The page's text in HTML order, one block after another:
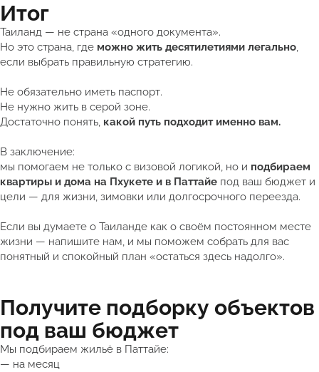
Итог
Таиланд — не страна «одного документа».
Но это страна, где можно жить десятилетиями легально,
если выбрать правильную стратегию.
Не обязательно иметь паспорт.
Не нужно жить в серой зоне.
Достаточно понять, какой путь подходит именно вам.
В заключение:
мы помогаем не только с визовой логикой, но и подбираем
квартиры и дома на Пхукете и в Паттайе под ваш бюджет и
цели — для жизни, зимовки или долгосрочного переезда.
Если вы думаете о Таиланде как о своём постоянном месте
жизни — напишите нам, и мы поможем собрать для вас
понятный и спокойный план «остаться здесь надолго».
Получите подборку объектов
под ваш бюджет
Мы подбираем жильё в Паттайе:
— на месяц